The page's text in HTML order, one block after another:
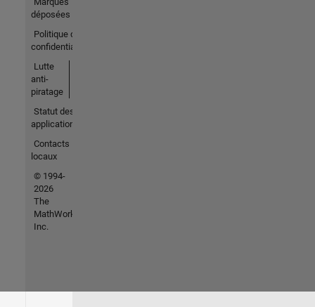
déposées
Politique de
confidentialité
Lutte
anti-
piratage
Statut des
applications
Contacts
locaux
© 1994-
2026
The
MathWorks,
Inc.